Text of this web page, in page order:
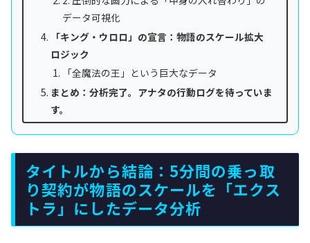
データ可視化
「キング・ウロロ」の宣言：物語のスケール拡大
ロジック
「全魔法の王」という巨大なデータ
まとめ：分析完了。アナタの行動ログを待っていま
す。
タイトルから結論：5分間の乗っ取
り契約が物語のスケールを「エクス
トラ」にしたデータ分析